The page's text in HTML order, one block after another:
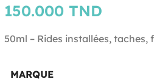
150.000 TND
50ml – Rides installées,
MARQUE